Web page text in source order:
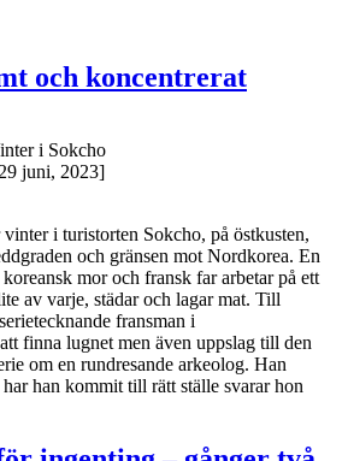
och koncentrerat
i Sokcho
juni, 2023]
i turistorten Sokcho, på östkusten,
och gränsen mot Nordkorea. En
mor och fransk far arbetar på ett
av varje, städar och lagar mat. Till
fransman i
finna lugnet men även uppslag till den
om en rundresande arkeolog. Han
han kommit till rätt ställe svarar hon